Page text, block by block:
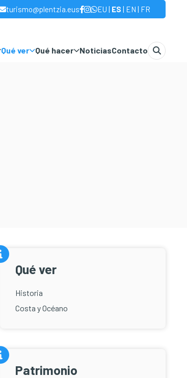
turismo@plentzia.eus EU | ES | EN | FR
Qué ver Qué hacer NoticiasContacto
Qué ver
Historia
Costa y Océano
Patrimonio